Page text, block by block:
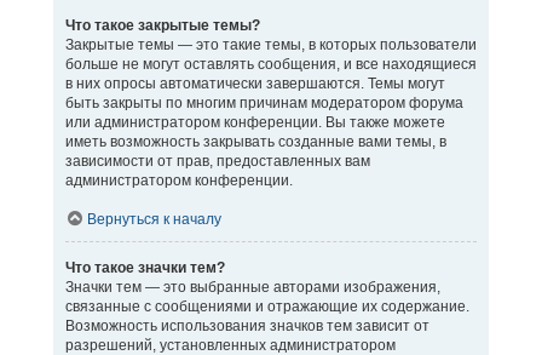
Что такое закрытые темы?
Закрытые темы — это такие темы, в которых пользователи
больше не могут оставлять сообщения, и все находящиеся
в них опросы автоматически завершаются. Темы могут
быть закрыты по многим причинам модератором форума
или администратором конференции. Вы также можете
иметь возможность закрывать созданные вами темы, в
зависимости от прав, предоставленных вам
администратором конференции.
Вернуться к началу
Что такое значки тем?
Значки тем — это выбранные авторами изображения,
связанные с сообщениями и отражающие их содержание.
Возможность использования значков тем зависит от
разрешений, установленных администратором